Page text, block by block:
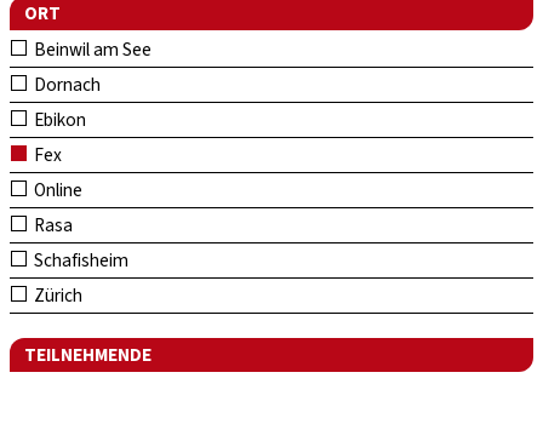
ORT
Beinwil am See
Dornach
Ebikon
Fex
Online
Rasa
Schafisheim
Zürich
TEILNEHMENDE